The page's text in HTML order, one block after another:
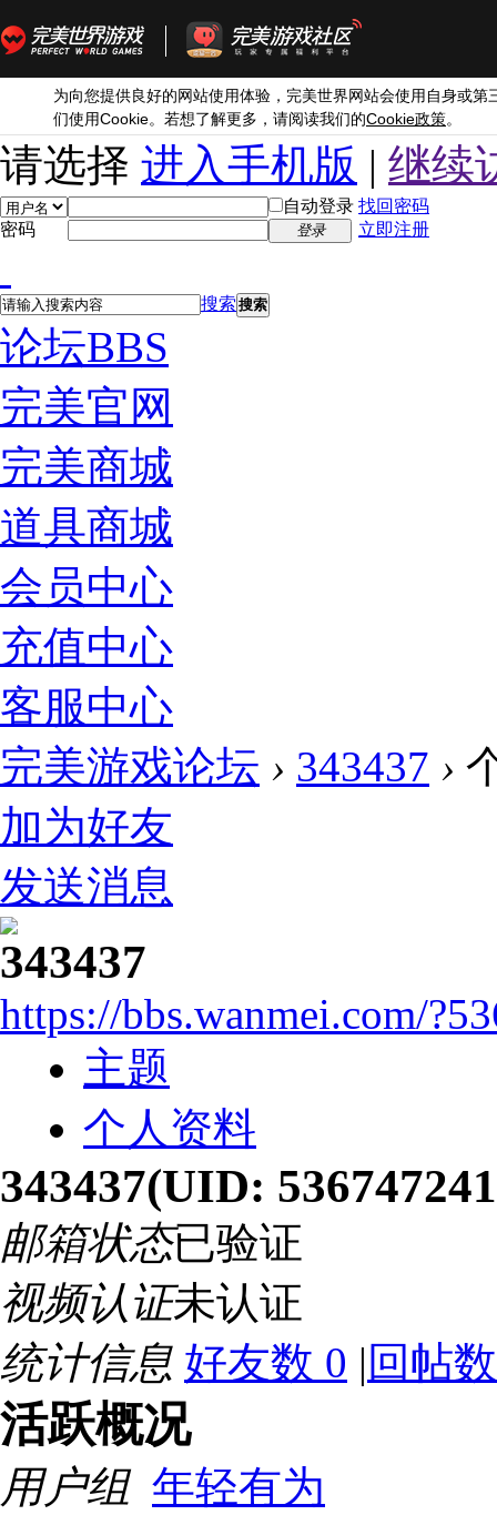
为向您提供良好的网站使用体验，完美世界网站会使用自身或第
们使用Cookie。若想了解更多，请阅读我们的Cookie政策。
请选择 进入手机版 | 继续
自动登录 找回密码
密码
登录 立即注册
搜索 搜索
论坛BBS
完美官网
完美商城
道具商城
会员中心
充值中心
客服中心
完美游戏论坛 › 343437 ›
加为好友
发送消息
343437
https://bbs.wanmei.com/
主题
个人资料
343437(UID:
邮箱状态已验证
视频认证未认证
统计信息 好友数 0 | 回帖
活跃概况
用户组 年轻有为